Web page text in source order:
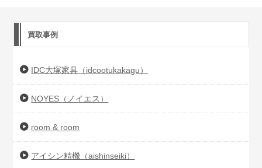
買取事例
IDC大塚家具（idcootukakagu）
NOYES（ノイエス）
room & room
アイシン精機（aishinseiki）